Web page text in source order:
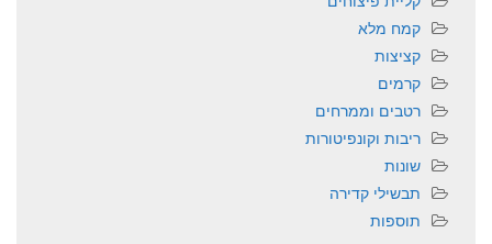
קמח מלא
קציצות
קרמים
רטבים וממרחים
ריבות וקונפיטורות
שונות
תבשילי קדירה
תוספות